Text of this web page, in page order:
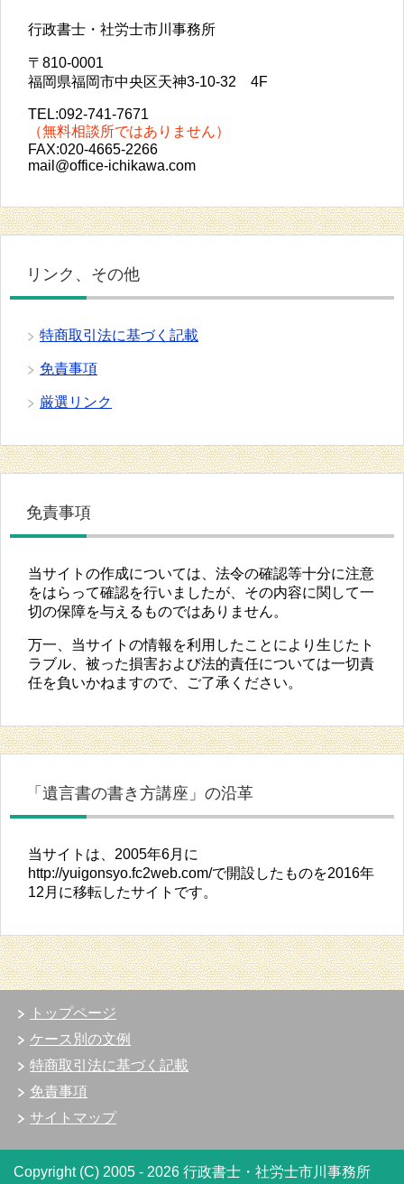
行政書士・社労士市川事務所
〒810-0001
福岡県福岡市中央区天神3-10-32 4F
TEL:092-741-7671
（無料相談所ではありません）
FAX:020-4665-2266
mail@office-ichikawa.com
リンク、その他
特商取引法に基づく記載
免責事項
厳選リンク
免責事項
当サイトの作成については、法令の確認等十分に注意
をはらって確認を行いましたが、その内容に関して一
切の保障を与えるものではありません。
万一、当サイトの情報を利用したことにより生じたト
ラブル、被った損害および法的責任については一切責
任を負いかねますので、ご了承ください。
「遺言書の書き方講座」の沿革
当サイトは、2005年6月に
http://yuigonsyo.fc2web.com/で開設したものを2016年
12月に移転したサイトです。
トップページ
ケース別の文例
特商取引法に基づく記載
免責事項
サイトマップ
Copyright (C) 2005 - 2026 行政書士・社労士市川事務所